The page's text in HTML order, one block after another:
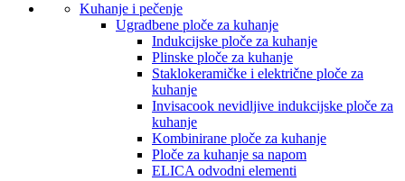
Kuhanje i pečenje
Ugradbene ploče za kuhanje
Indukcijske ploče za kuhanje
Plinske ploče za kuhanje
Staklokeramičke i električne ploče za
kuhanje
Invisacook nevidljive indukcijske ploče za
kuhanje
Kombinirane ploče za kuhanje
Ploče za kuhanje sa napom
ELICA odvodni elementi